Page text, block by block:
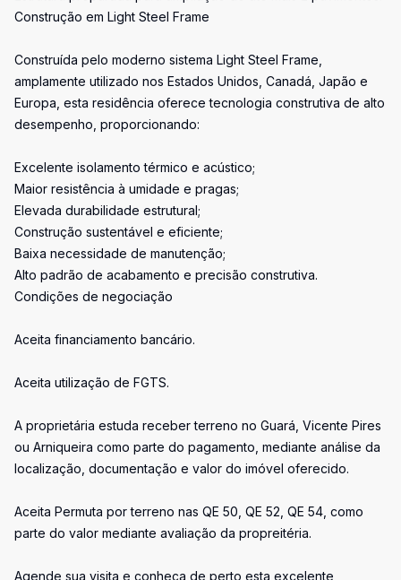
Construção em Light Steel Frame
Construída pelo moderno sistema Light Steel Frame,
amplamente utilizado nos Estados Unidos, Canadá, Japão e
Europa, esta residência oferece tecnologia construtiva de alto
desempenho, proporcionando:
Excelente isolamento térmico e acústico;
Maior resistência à umidade e pragas;
Elevada durabilidade estrutural;
Construção sustentável e eficiente;
Baixa necessidade de manutenção;
Alto padrão de acabamento e precisão construtiva.
Condições de negociação
Aceita financiamento bancário.
Aceita utilização de FGTS.
A proprietária estuda receber terreno no Guará, Vicente Pires
ou Arniqueira como parte do pagamento, mediante análise da
localização, documentação e valor do imóvel oferecido.
Aceita Permuta por terreno nas QE 50, QE 52, QE 54, como
parte do valor mediante avaliação da propreitéria.
Agende sua visita e conheça de perto esta excelente